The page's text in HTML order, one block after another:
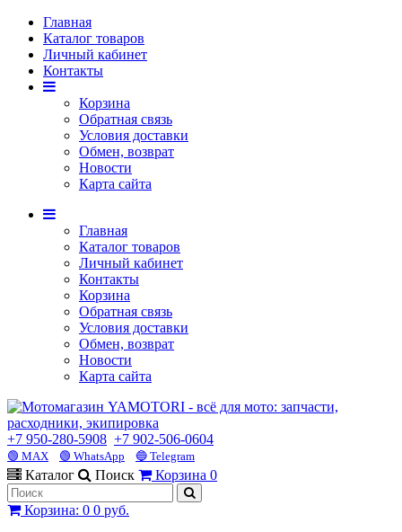
Главная
Каталог товаров
Личный кабинет
Контакты
Корзина
Обратная связь
Условия доставки
Обмен, возврат
Новости
Карта сайта
Главная
Каталог товаров
Личный кабинет
Контакты
Корзина
Обратная связь
Условия доставки
Обмен, возврат
Новости
Карта сайта
+7 950-280-5908 +7 902-506-0604
🟢 MAX 🟢 WhatsApp 🔵 Telegram
Каталог Поиск Корзина 0
Корзина: 0 0 руб.